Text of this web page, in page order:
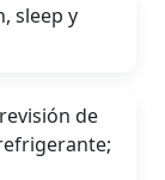
sleep y
de